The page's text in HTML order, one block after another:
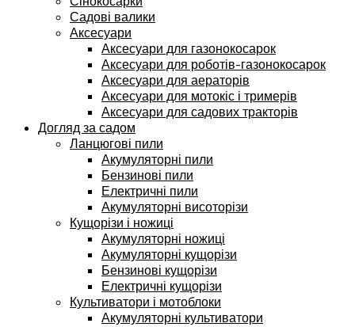
Садові валики
Аксесуари
Аксесуари для газонокосарок
Аксесуари для роботів-газонокосарок
Аксесуари для аераторів
Аксесуари для мотокіс і тримерів
Аксесуари для садових тракторів
Догляд за садом
Ланцюгові пили
Акумуляторні пили
Бензинові пили
Електричні пили
Акумуляторні висоторізи
Кущорізи і ножиці
Акумуляторні ножиці
Акумуляторні кущорізи
Бензинові кущорізи
Електричні кущорізи
Культиватори і мотоблоки
Акумуляторні культиватори